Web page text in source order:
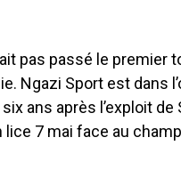
pas passé le premier
Ngazi Sport est dans
ans après l’exploit de
7 mai face au